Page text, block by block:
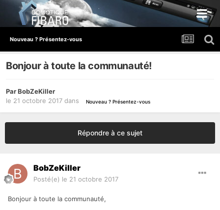
Nouveau ? Présentez-vous
Bonjour à toute la communauté!
ParBobZeKiller
le 21 octobre 2017 dans Nouveau ? Présentez-vous
Répondre à ce sujet
BobZeKiller
Posté(e) le 21 octobre 2017
Bonjour à toute la communauté,